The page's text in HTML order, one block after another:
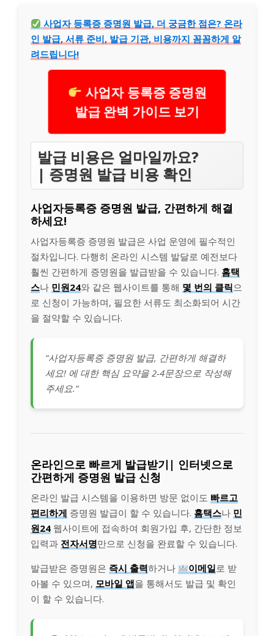
사업자 등록증 증명원 발급, 더 궁금한 점은? 온라
인 발급, 서류 준비, 발급 기관, 비용까지 꼼꼼하게 알
려드립니다!
사업자 등록증 증명원
발급 완벽 가이드 보기
발급 비용은 얼마일까요?
| 증명원 발급 비용 확인
사업자등록증 증명원 발급, 간편하게 해결
하세요!
사업자등록증 증명원 발급은 사업 운영에 필수적인
절차입니다. 다행히 온라인 시스템 발달로 예전보다
훨씬 간편하게 증명원을 발급받을 수 있습니다. 홈택
스나 민원24와 같은 웹사이트를 통해 몇 번의 클릭으
로 신청이 가능하며, 필요한 서류도 최소화되어 시간
을 절약할 수 있습니다.
“사업자등록증 증명원 발급, 간편하게 해결하
세요! 에 대한 핵심 요약을 2-4문장으로 작성해
주세요.”
온라인으로 빠르게 발급받기| 인터넷으로
간편하게 증명원 발급 신청
온라인 발급 시스템을 이용하면 방문 없이도 빠르고
편리하게 증명원 발급이 할 수 있습니다. 홈택스나 민
원24 웹사이트에 접속하여 회원가입 후, 간단한 정보
입력과 전자서명만으로 신청을 완료할 수 있습니다.
발급받은 증명원은 즉시 출력하거나 이메일로 받
아볼 수 있으며, 모바일 앱을 통해서도 발급 및 확인
이 할 수 있습니다.